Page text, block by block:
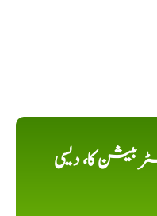
بیشن کا، دیسی